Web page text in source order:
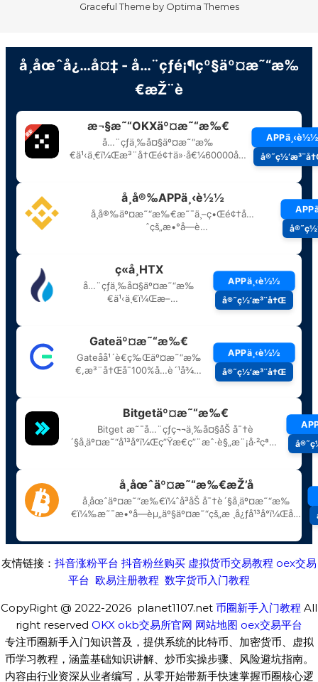
Graceful Theme by Optima Themes
友情链接： 抖音涨粉平台 抖音粉丝购买 虚拟货币交易教程 oex交易
平台 欧易注册教程 数字货币入门教程
CopyRight @ 2022-2026 planet1107.net 币圈新手入门教程 All
right reserved OKX okb交易所官网 网站地图 oex交易平台
专注币圈新手入门知识普及，提供系统的比特币、加密货币、虚拟
币学习教程，涵盖基础知识讲解、炒币实操步骤、风险避坑指南。
内容由行业资深从业者编写，从零开始带新手快速掌握币圈核心逻